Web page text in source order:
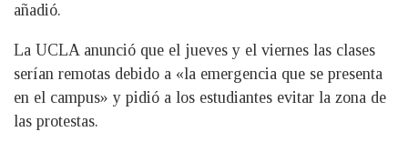
añadió.
La UCLA anunció que el jueves y el viernes las clases
serían remotas debido a «la emergencia que se presenta
en el campus» y pidió a los estudiantes evitar la zona de
las protestas.